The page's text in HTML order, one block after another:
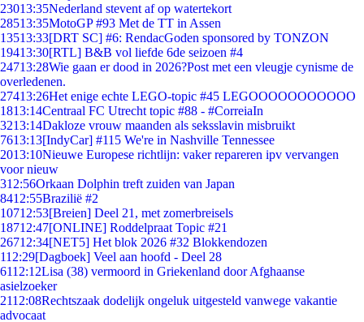
23013:35Nederland stevent af op watertekort
28513:35MotoGP #93 Met de TT in Assen
13513:33[DRT SC] #6: RendacGoden sponsored by TONZON
19413:30[RTL] B&B vol liefde 6de seizoen #4
24713:28Wie gaan er dood in 2026?Post met een vleugje cynisme de
overledenen.
27413:26Het enige echte LEGO-topic #45 LEGOOOOOOOOOOO
1813:14Centraal FC Utrecht topic #88 - #CorreiaIn
3213:14Dakloze vrouw maanden als seksslavin misbruikt
7613:13[IndyCar] #115 We're in Nashville Tennessee
2013:10Nieuwe Europese richtlijn: vaker repareren ipv vervangen
voor nieuw
312:56Orkaan Dolphin treft zuiden van Japan
8412:55Brazilië #2
10712:53[Breien] Deel 21, met zomerbreisels
18712:47[ONLINE] Roddelpraat Topic #21
26712:34[NET5] Het blok 2026 #32 Blokkendozen
112:29[Dagboek] Veel aan hoofd - Deel 28
6112:12Lisa (38) vermoord in Griekenland door Afghaanse
asielzoeker
2112:08Rechtszaak dodelijk ongeluk uitgesteld vanwege vakantie
advocaat